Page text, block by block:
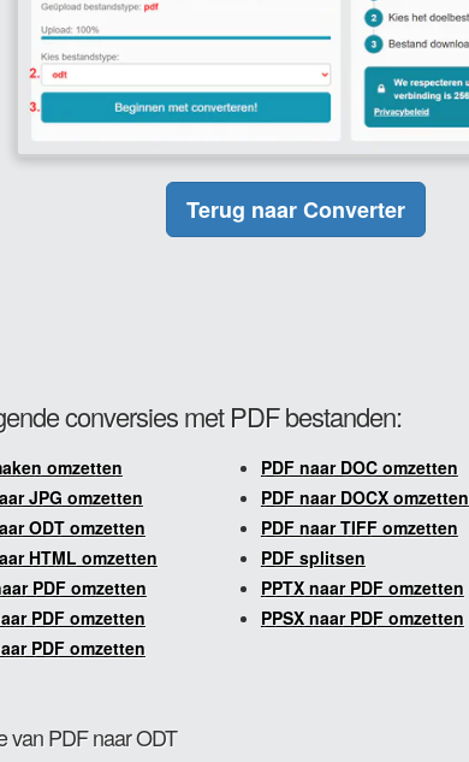
Terug naar Converter
conversies met PDF bestanden:
omzetten
PDF naar DOC omzetten
JPG omzetten
PDF naar DOCX omzetten
ODT omzetten
PDF naar TIFF omzetten
HTML omzetten
PDF splitsen
PDF omzetten
PPTX naar PDF omzetten
PDF omzetten
PPSX naar PDF omzetten
PDF omzetten
van PDF naar ODT